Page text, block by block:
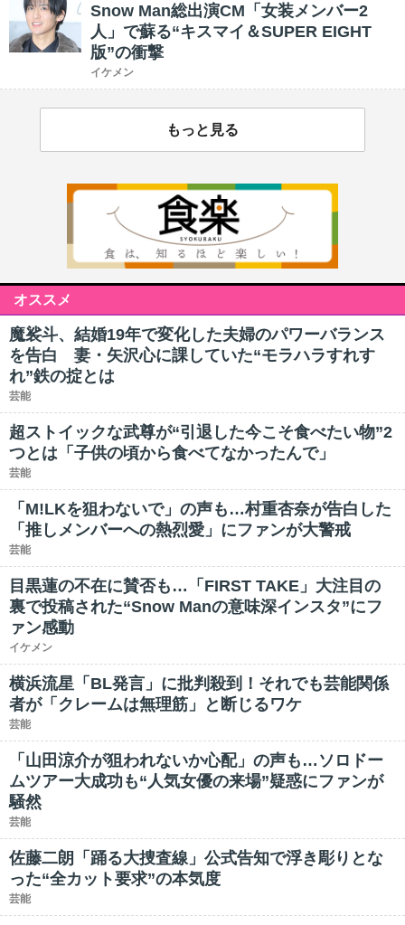
Snow Man総出演CM「女装メンバー2
人」で蘇る“キスマイ＆SUPER EIGHT
版”の衝撃
イケメン
もっと見る
オススメ
魔裟斗、結婚19年で変化した夫婦のパワーバランス
を告白 妻・矢沢心に課していた“モラハラすれす
れ”鉄の掟とは
芸能
超ストイックな武尊が“引退した今こそ食べたい物”2
つとは「子供の頃から食べてなかったんで」
芸能
「M!LKを狙わないで」の声も…村重杏奈が告白した
「推しメンバーへの熱烈愛」にファンが大警戒
芸能
目黒蓮の不在に賛否も…「FIRST TAKE」大注目の
裏で投稿された“Snow Manの意味深インスタ”にフ
ァン感動
イケメン
横浜流星「BL発言」に批判殺到！それでも芸能関係
者が「クレームは無理筋」と断じるワケ
芸能
「山田涼介が狙われないか心配」の声も…ソロドー
ムツアー大成功も“人気女優の来場”疑惑にファンが
騒然
芸能
佐藤二朗「踊る大捜査線」公式告知で浮き彫りとな
った“全カット要求”の本気度
芸能